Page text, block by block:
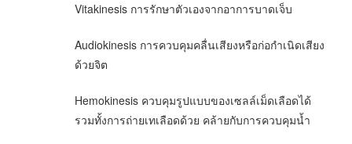
Vitakinesis การรักษาตัวเองจากอาการบาดเจ็บ
Audiokinesis การควบคุมคลื่นเสียงหรือก่อกำเนิดเสียง
ด้วยจิต
Hemokinesis ควบคุมรูปแบบของเซลล์เม็ดเลือดได้
รวมทั้งการถ่ายเทเลือดด้วย คล้ายกับการควบคุมน้ำ